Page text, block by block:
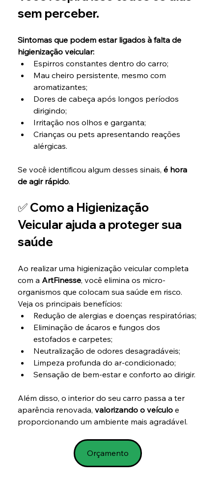
sem perceber.
Sintomas que podem estar ligados à falta de
higienização veicular:
Espirros constantes dentro do carro;
Mau cheiro persistente, mesmo com
aromatizantes;
Dores de cabeça após longos períodos
dirigindo;
Irritação nos olhos e garganta;
Crianças ou pets apresentando reações
alérgicas.
Se você identificou algum desses sinais, é hora
de agir rápido.
✅ Como a Higienização
Veicular ajuda a proteger sua
saúde
Ao realizar uma higienização veicular completa
com a ArtFinesse, você elimina os micro-
organismos que colocam sua saúde em risco.
Veja os principais benefícios:
Redução de alergias e doenças respiratórias;
Eliminação de ácaros e fungos dos
estofados e carpetes;
Neutralização de odores desagradáveis;
Limpeza profunda do ar-condicionado;
Sensação de bem-estar e conforto ao dirigir.
Além disso, o interior do seu carro passa a ter
aparência renovada, valorizando o veículo e
proporcionando um ambiente mais agradável.
Orçamento